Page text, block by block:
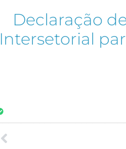
Declaração
Intersetorial